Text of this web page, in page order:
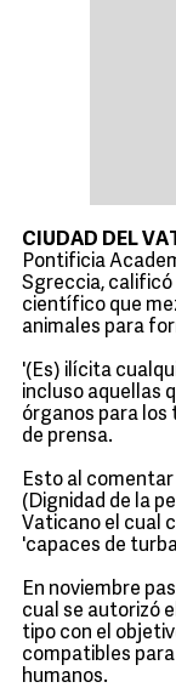
CIUDAD DEL
Pontificia
Sgreccia,
científico que
animales para
'(Es) ilícita
incluso aquellas
órganos para los
de prensa.
Esto al
(Dignidad de la
Vaticano el cual
'capaces de
En noviembre
cual se autorizó
tipo con el
compatibles
humanos.